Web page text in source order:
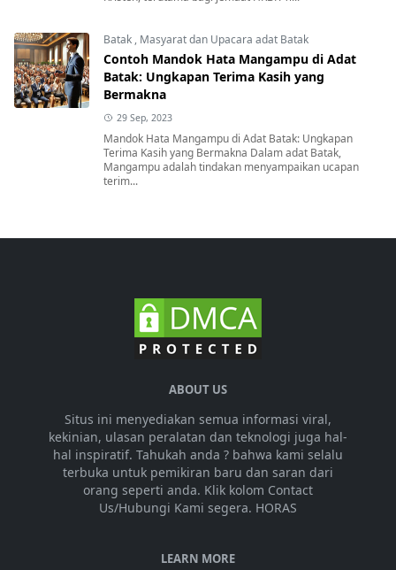
Batak , Masyarat dan Upacara adat Batak
Contoh Mandok Hata Mangampu di Adat
Batak: Ungkapan Terima Kasih yang
Bermakna
29 Sep, 2023
Mandok Hata Mangampu di Adat Batak: Ungkapan
Terima Kasih yang Bermakna Dalam adat Batak,
Mangampu adalah tindakan menyampaikan ucapan
terim...
ABOUT US
Situs ini menyediakan semua informasi viral,
kekinian, ulasan peralatan dan teknologi juga hal-
hal inspiratif. Tahukah anda ? bahwa kami selalu
terbuka untuk pemikiran baru dan saran dari
orang seperti anda. Klik kolom Contact
Us/Hubungi Kami segera. HORAS
LEARN MORE